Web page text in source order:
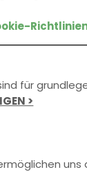
du
für
>